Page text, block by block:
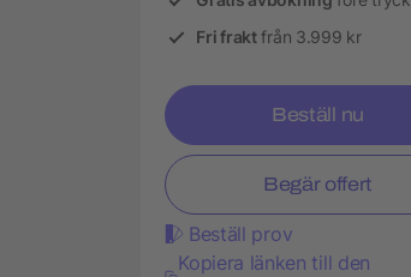
Fri fraktfrån 3.999 kr
Beställ nu
Begär offert
Beställ prov
Kopiera länken till den